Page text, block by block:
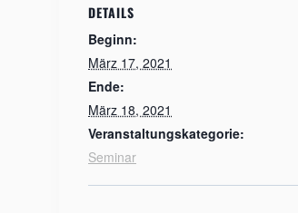
DETAILS
Beginn:
März 17, 2021
Ende:
März 18, 2021
Veranstaltungskategorie:
Seminar